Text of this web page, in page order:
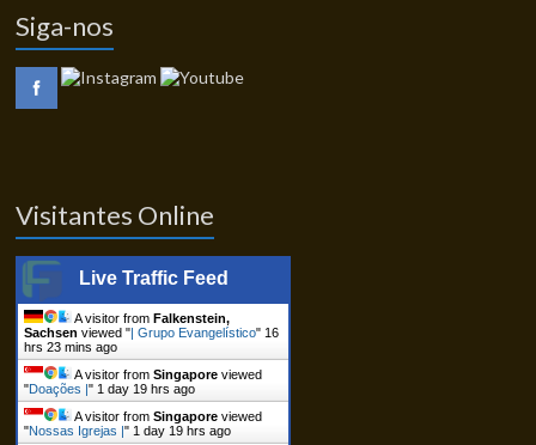
Siga-nos
Visitantes Online
Live Traffic Feed
A visitor fromFalkenstein,
Sachsen viewed "| Grupo Evangelístico" 16
hrs 23 mins ago
A visitor fromSingapore viewed
"Doações |" 1 day 19 hrs ago
A visitor fromSingapore viewed
"Nossas Igrejas |" 1 day 19 hrs ago